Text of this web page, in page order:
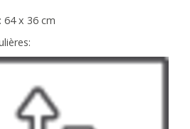
64 x 36 cm